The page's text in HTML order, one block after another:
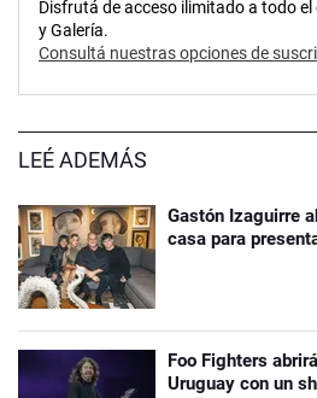
Disfrutá de acceso ilimitado a todo
y Galería.
Consultá nuestras opciones de
LEÉ ADEMÁS
Gastón Izaguirre
casa para
Foo Fighters
Uruguay con un